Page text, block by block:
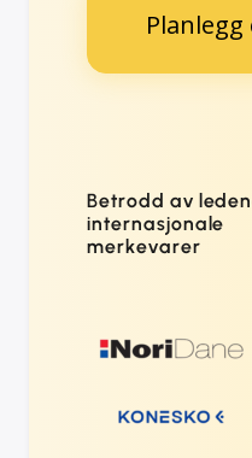
Betrodd av
internasjonale
merkevarer